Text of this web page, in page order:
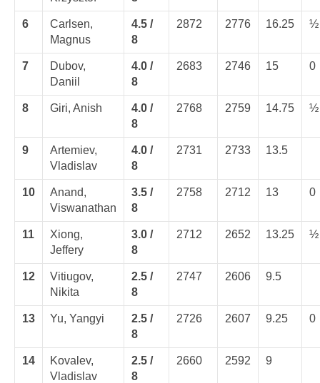
6
Carlsen,
Magnus
4.5 /
8
2872 2776 16.25 ½
7
Dubov,
Daniil
4.0 /
8
2683 2746 15 0
8 Giri, Anish
4.0 /
8
2768 2759 14.75 ½
9
Artemiev,
Vladislav
4.0 /
8
2731 2733 13.5
10
Anand,
Viswanathan
3.5 /
8
2758 2712 13 0
11
Xiong,
Jeffery
3.0 /
8
2712 2652 13.25 ½
12
Vitiugov,
Nikita
2.5 /
8
2747 2606 9.5
13 Yu, Yangyi
2.5 /
8
2726 2607 9.25 0
14
Kovalev,
Vladislav
2.5 /
8
2660 2592 9